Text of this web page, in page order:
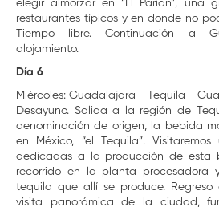
elegir almorzar en “El Parían”, una
restaurantes típicos y en donde no
Tiempo libre. Continuación a
alojamiento.
Día 6
Miércoles: Guadalajara - Tequila -
Desayuno. Salida a la región de
denominación de origen, la bebida
en México, “el Tequila”.
dedicadas a la producción de esta
recorrido en la planta procesadora
tequila que allí se produce.
visita panorámica de la ciudad,